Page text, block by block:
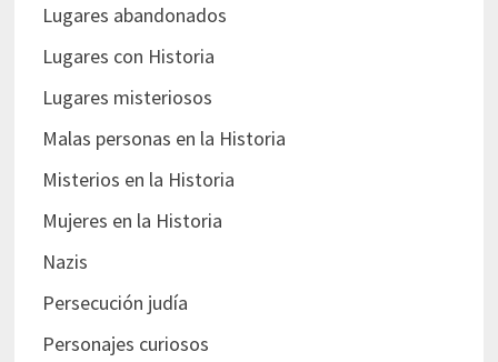
Lugares abandonados
Lugares con Historia
Lugares misteriosos
Malas personas en la Historia
Misterios en la Historia
Mujeres en la Historia
Nazis
Persecución judía
Personajes curiosos